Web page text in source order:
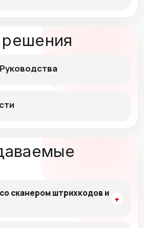
сканером штрихкодов и